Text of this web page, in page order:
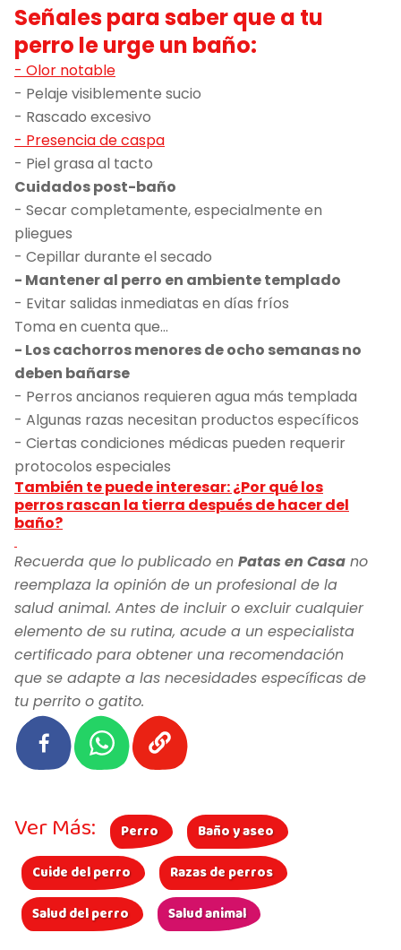
Señales para saber que a tu
perro le urge un baño:
- Olor notable
- Pelaje visiblemente sucio
- Rascado excesivo
- Presencia de caspa
- Piel grasa al tacto
Cuidados post-baño
- Secar completamente, especialmente en
pliegues
- Cepillar durante el secado
- Mantener al perro en ambiente templado
- Evitar salidas inmediatas en días fríos
Toma en cuenta que…
- Los cachorros menores de ocho semanas no
deben bañarse
- Perros ancianos requieren agua más templada
- Algunas razas necesitan productos específicos
- Ciertas condiciones médicas pueden requerir
protocolos especiales
También te puede interesar: ¿Por qué los
perros rascan la tierra después de hacer del
baño?
Recuerda que lo publicado en Patas en Casa no
reemplaza la opinión de un profesional de la
salud animal. Antes de incluir o excluir cualquier
elemento de su rutina, acude a un especialista
certificado para obtener una recomendación
que se adapte a las necesidades específicas de
tu perrito o gatito.
Ver Más: Perro
Baño y aseo
Cuide del perro
Razas de perros
Salud del perro
Salud animal